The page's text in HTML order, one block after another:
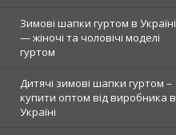
Зимові шапки гуртом в Україні
— жіночі та чоловічі моделі
гуртом
Дитячі зимові шапки гуртом –
купити оптом від виробника в
Україні